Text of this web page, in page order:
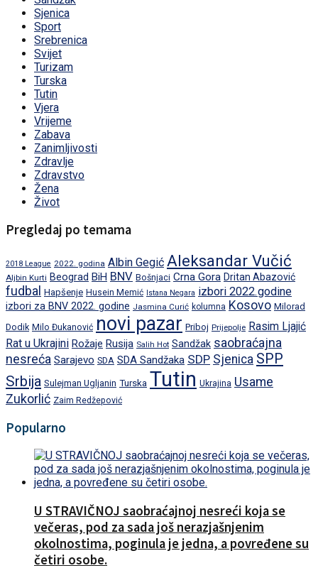
Sjenica
Sport
Srebrenica
Svijet
Turizam
Turska
Tutin
Vjera
Vrijeme
Zabava
Zanimljivosti
Zdravlje
Zdravstvo
Žena
Život
Pregledaj po temama
2018 League 2022. godina Albin Gegić Aleksandar Vučić
Aljbin Kurti Beograd BiH BNV Bošnjaci Crna Gora Dritan Abazović
fudbal Hapšenje Husein Memić Istana Negara izbori 2022.godine
izbori za BNV 2022. godine Jasmina Curić kolumna Kosovo Milorad
Dodik Milo Đukanović novi pazar Priboj Prijepolje Rasim Ljajić
Rat u Ukrajini Rožaje Rusija Salih Hot Sandžak saobraćajna
nesreća Sarajevo SDA SDA Sandžaka SDP Sjenica SPP
Srbija Sulejman Ugljanin Turska Tutin Ukrajina Usame
Zukorlić Zaim Redžepović
Popularno
U STRAVIČNOJ saobraćajnoj nesreći koja se
večeras, pod za sada još nerazjašnjenim
okolnostima, poginula je jedna, a povređene su
četiri osobe.